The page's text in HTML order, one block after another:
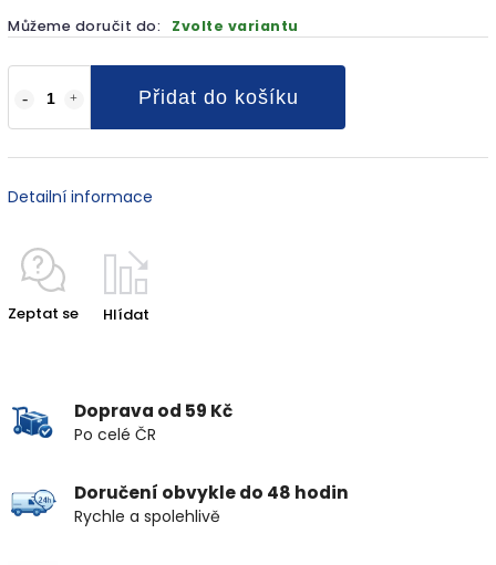
Můžeme doručit do: Zvolte variantu
Přidat do košíku
Detailní informace
Zeptat se Hlídat
Doprava od 59 Kč
Po celé ČR
Doručení obvykle do 48 hodin
Rychle a spolehlivě